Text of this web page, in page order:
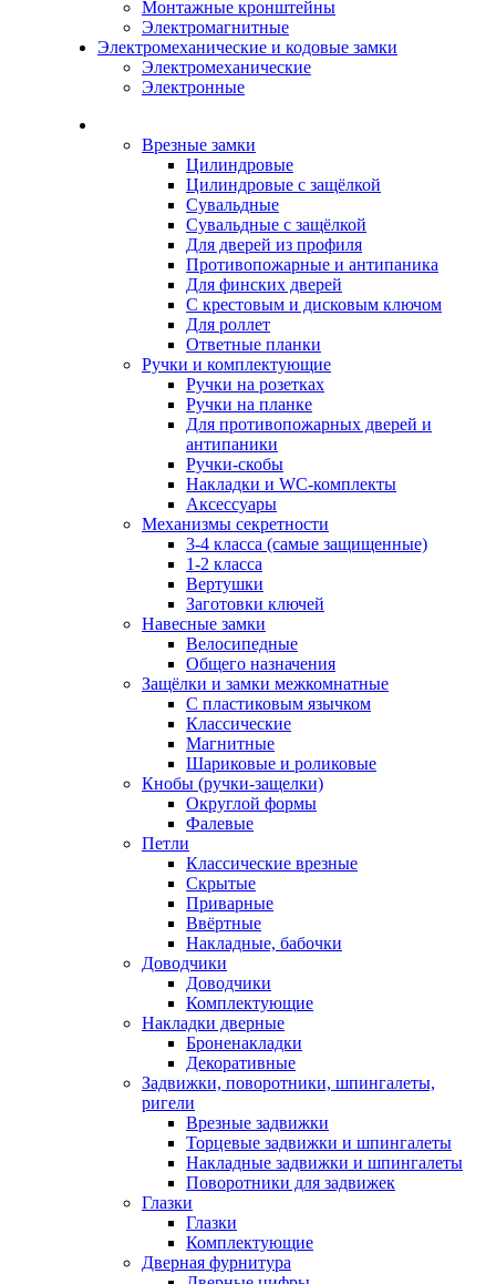
Монтажные кронштейны
Электромагнитные
Электромеханические и кодовые замки
Электромеханические
Электронные
Врезные замки
Цилиндровые
Цилиндровые с защёлкой
Сувальдные
Сувальдные с защёлкой
Для дверей из профиля
Противопожарные и антипаника
Для финских дверей
С крестовым и дисковым ключом
Для роллет
Ответные планки
Ручки и комплектующие
Ручки на розетках
Ручки на планке
Для противопожарных дверей и
антипаники
Ручки-скобы
Накладки и WC-комплекты
Аксессуары
Механизмы секретности
3-4 класса (самые защищенные)
1-2 класса
Вертушки
Заготовки ключей
Навесные замки
Велосипедные
Общего назначения
Защёлки и замки межкомнатные
С пластиковым язычком
Классические
Магнитные
Шариковые и роликовые
Кнобы (ручки-защелки)
Округлой формы
Фалевые
Петли
Классические врезные
Скрытые
Приварные
Ввёртные
Накладные, бабочки
Доводчики
Доводчики
Комплектующие
Накладки дверные
Броненакладки
Декоративные
Задвижки, поворотники, шпингалеты,
ригели
Врезные задвижки
Торцевые задвижки и шпингалеты
Накладные задвижки и шпингалеты
Поворотники для задвижек
Глазки
Глазки
Комплектующие
Дверная фурнитура